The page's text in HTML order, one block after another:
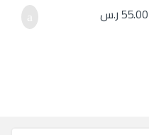
55.00ر.س